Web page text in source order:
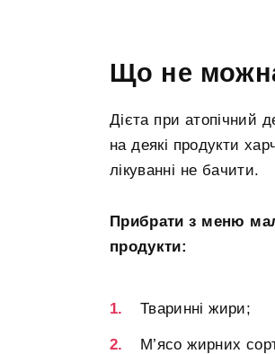
Що не
Дієта при атопічний
на деякі продукти
лікуванні не бачити.
Прибрати з меню
продукти:
Тваринні жири;
М’ясо жирних